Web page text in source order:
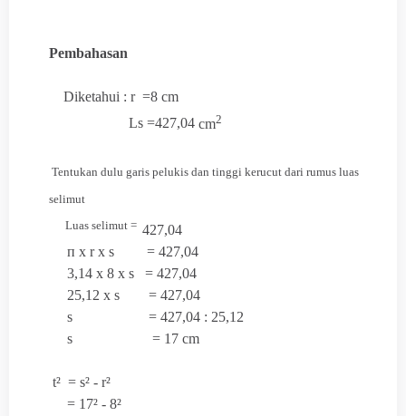
Pembahasan
Diketahui : r =8 cm
Ls =427,04 cm2
Tentukan dulu garis pelukis dan tinggi kerucut dari rumus luas
selimut
Luas selimut = 427,04
п x r x s = 427,04
3,14 x 8 x s = 427,04
25,12 x s = 427,04
s = 427,04 : 25,12
s = 17 cm
t² = s² - r²
= 17² - 8²